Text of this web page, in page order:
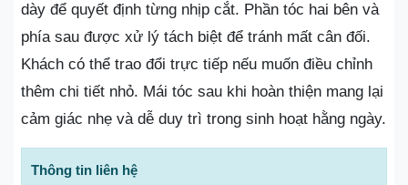
dày để quyết định từng nhịp cắt. Phần tóc hai bên và
phía sau được xử lý tách biệt để tránh mất cân đối.
Khách có thể trao đổi trực tiếp nếu muốn điều chỉnh
thêm chi tiết nhỏ. Mái tóc sau khi hoàn thiện mang lại
cảm giác nhẹ và dễ duy trì trong sinh hoạt hằng ngày.
Thông tin liên hệ